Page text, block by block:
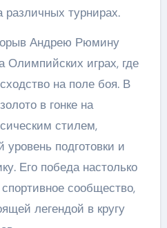
турнирах.
Андрею Рюмину
Олимпийских играх, где
на поле боя. В
в гонке на
стилем,
подготовки и
Его победа настолько
сообщество,
легендой в кругу